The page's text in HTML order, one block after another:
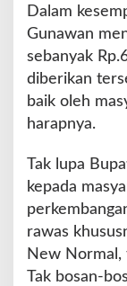
Dalam
Gunawan
sebanyak
diberikan
baik oleh
harapnya.
Tak lupa
kepada
rawas
New Normal,
Tak bosan-